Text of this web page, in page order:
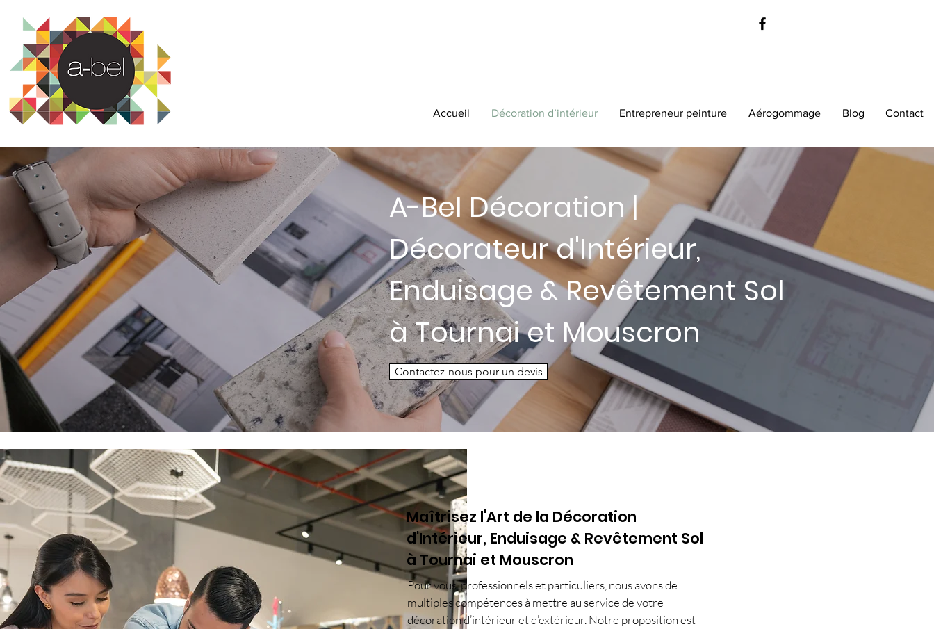
Accueil Décoration d’intérieur Entrepreneur peinture Aérogommage Blog Contact
A-Bel Décoration |
Décorateur d'Intérieur,
Enduisage & Revêtement Sol
à Tournai et Mouscron
Contactez-nous pour un devis
Maîtrisez l'Art de la Décoration
d'Intérieur, Enduisage & Revêtement Sol
à Tournai et Mouscron
Pour vous, professionnels et particuliers, nous avons de
multiples compétences à mettre au service de votre
décoration d’intérieur et d’extérieur. Notre proposition est